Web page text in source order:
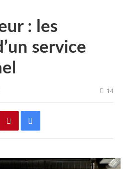
: les
service
14